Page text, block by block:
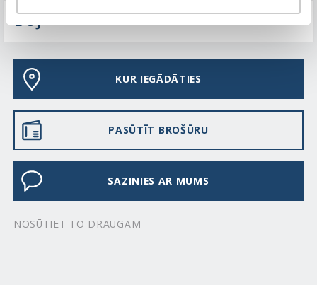
BUJ
KUR IEGĀDĀTIES
PASŪTĪT BROŠŪRU
SAZINIES AR MUMS
NOSŪTIET TO DRAUGAM